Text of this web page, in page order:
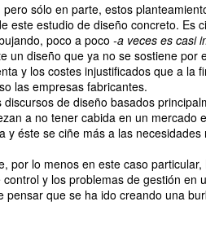
sólo en parte, estos
este estudio de diseño concreto. Es
poco a poco -a veces es casi
un diseño que ya no se sostiene por
y los costes injustificados que a la
las empresas fabricantes.
de diseño basados
a no tener cabida en un mercado
y éste se ciñe más a las
por lo menos en este caso
y los problemas de gestión en
pensar que se ha ido creando una